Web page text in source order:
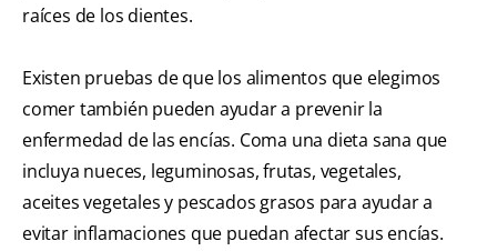
raíces de los dientes.
Existen pruebas de que los alimentos que elegimos
comer también pueden ayudar a prevenir la
enfermedad de las encías. Coma una dieta sana que
incluya nueces, leguminosas, frutas, vegetales,
aceites vegetales y pescados grasos para ayudar a
evitar inflamaciones que puedan afectar sus encías.